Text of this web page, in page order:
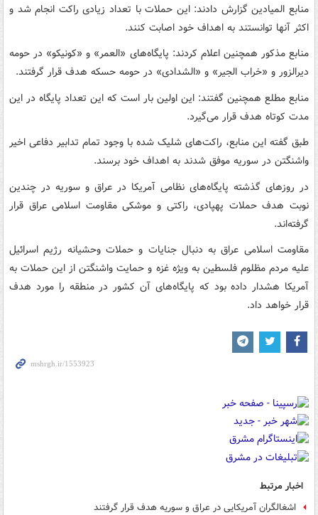
منابع المیادین گزارش دادند: این حملات با تعداد زیادی راکت انجام شد و
اکثر آنها توانستند به اهداف خود اصابت کنند.
منابع مذکور همچنین اعلام کردند: پایگاه‌های «العمر» و «کونیکو» در حومه
دیرالزور و «خراب الجیر» و «الشدادی» در حومه حسکه هدف قرار گرفتند.
منابع مطلع همچنین گفتند: این اولین بار است که این تعداد پایگاه در این
مدت کوتاه هدف قرار می‌گیرد.
طبق گفته این منابع، راکت‌های شلیک شده با وجود تمام تدابیر دفاعی اخیر
واشنگتن در سوریه موفق شدند به اهداف خود برسند.
در روزهای گذشته پایگاه‌های نظامی آمریکا در عراق و سوریه در چندین
نوبت هدف حملات پهپادی، راکتی و موشکی مقاومت اسلامی عراق قرار
گرفته‌اند.
مقاومت اسلامی عراق به دنبال جنایات و حملات وحشیانه رژیم اسرائیل
علیه مردم مظلوم فلسطین به ویژه غزه و حمایت واشنگتن از این حملات به
آمریکا هشدار داده بود که پایگاه‌های آن کشور در منطقه را مورد هدف
قرار خواهد داد.
اخبار مرتبط
اشغالگران آمریکایی در عراق و سوریه هدف قرار گرفتند